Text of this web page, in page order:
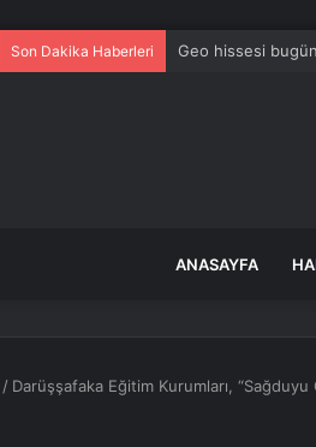
Son Dakika Haberleri Geo hissesi
ANASAYFA
/ Darüşşafaka Eğitim Kurumları, “Sağduyu